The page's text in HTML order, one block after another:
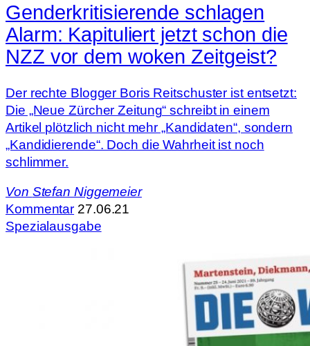
Genderkritisierende schlagen
Alarm: Kapituliert jetzt schon die
NZZ vor dem woken Zeitgeist?
Der rechte Blogger Boris Reitschuster ist entsetzt:
Die „Neue Zürcher Zeitung“ schreibt in einem
Artikel plötzlich nicht mehr „Kandidaten“, sondern
„Kandidierende“. Doch die Wahrheit ist noch
schlimmer.
Von Stefan Niggemeier
Kommentar 27.06.21
Spezialausgabe